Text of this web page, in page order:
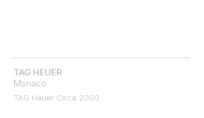
TAG HEUER
Monaco
TAG Heuer Circa 2000